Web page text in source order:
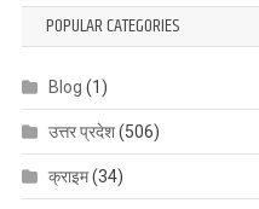
POPULAR CATEGORIES
Blog (1)
उत्तर प्रदेश(506)
क्राइम(34)